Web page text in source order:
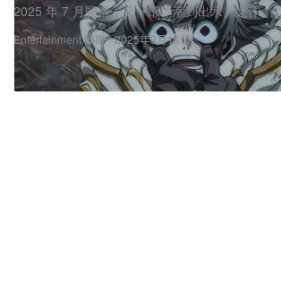
Entertainment 娛樂
2025 年 7 月開播，又一部「潮到出水」之作。
2025年3月14日